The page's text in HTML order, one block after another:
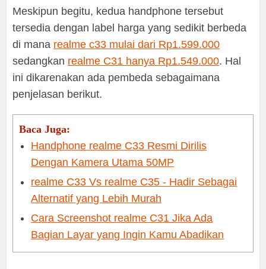
Meskipun begitu, kedua handphone tersebut
tersedia dengan label harga yang sedikit berbeda
di mana realme c33 mulai dari Rp1.599.000
sedangkan realme C31 hanya Rp1.549.000. Hal
ini dikarenakan ada pembeda sebagaimana
penjelasan berikut.
Baca Juga:
Handphone realme C33 Resmi Dirilis
Dengan Kamera Utama 50MP
realme C33 Vs realme C35 - Hadir Sebagai
Alternatif yang Lebih Murah
Cara Screenshot realme C31 Jika Ada
Bagian Layar yang Ingin Kamu Abadikan